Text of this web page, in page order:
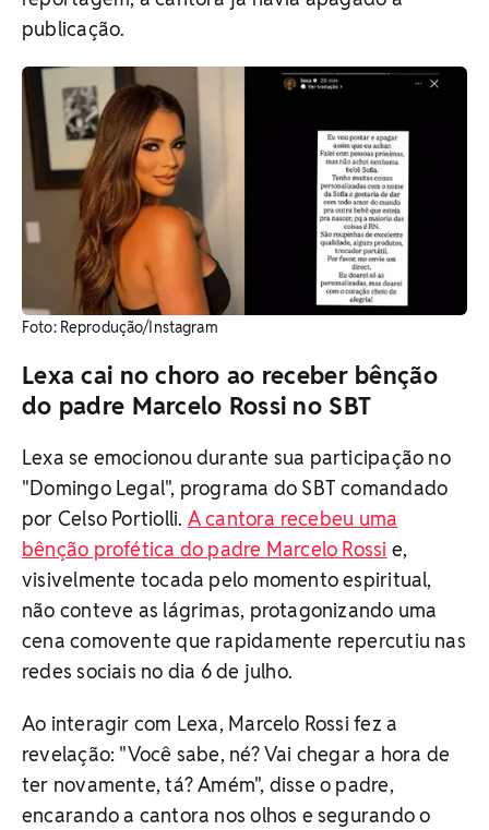
publicação.
​Foto: Reprodução/Instagram
Lexa cai no choro ao receber bênção
do padre Marcelo Rossi no SBT
Lexa se emocionou durante sua participação no
"Domingo Legal", programa do SBT comandado
por Celso Portiolli. A cantora recebeu uma
bênção profética do padre Marcelo Rossi e,
visivelmente tocada pelo momento espiritual,
não conteve as lágrimas, protagonizando uma
cena comovente que rapidamente repercutiu nas
redes sociais no dia 6 de julho.
Ao interagir com Lexa, Marcelo Rossi fez a
revelação: "Você sabe, né? Vai chegar a hora de
ter novamente, tá? Amém", disse o padre,
encarando a cantora nos olhos e segurando o